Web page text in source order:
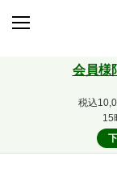
会員様
税込
15